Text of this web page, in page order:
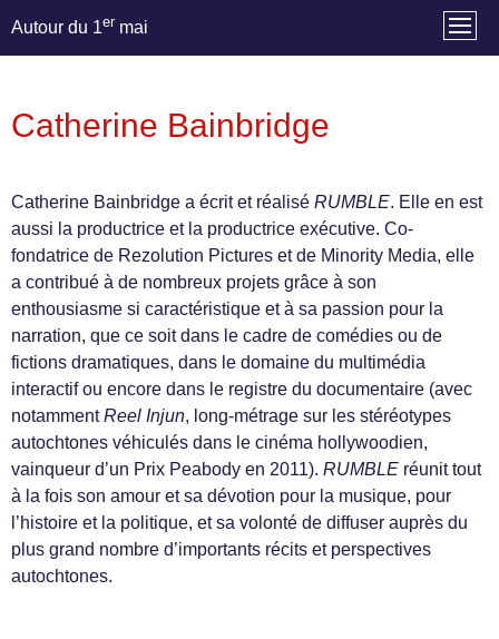
Autour du 1er mai
Catherine Bainbridge
Catherine Bainbridge a écrit et réalisé RUMBLE. Elle en est
aussi la productrice et la productrice exécutive. Co-
fondatrice de Rezolution Pictures et de Minority Media, elle
a contribué à de nombreux projets grâce à son
enthousiasme si caractéristique et à sa passion pour la
narration, que ce soit dans le cadre de comédies ou de
fictions dramatiques, dans le domaine du multimédia
interactif ou encore dans le registre du documentaire (avec
notammentReel Injun, long-métrage sur les stéréotypes
autochtones véhiculés dans le cinéma hollywoodien,
vainqueur d’un Prix Peabody en 2011). RUMBLE réunit tout
à la fois son amour et sa dévotion pour la musique, pour
l’histoire et la politique, et sa volonté de diffuser auprès du
plus grand nombre d’importants récits et perspectives
autochtones.